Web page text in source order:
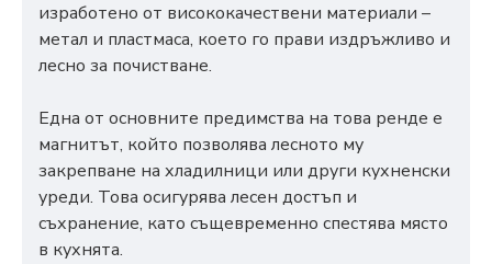
изработено от висококачествени материали –
метал и пластмаса, което го прави издръжливо и
лесно за почистване.
Една от основните предимства на това ренде е
магнитът, който позволява лесното му
закрепване на хладилници или други кухненски
уреди. Това осигурява лесен достъп и
съхранение, като същевременно спестява място
в кухнята.